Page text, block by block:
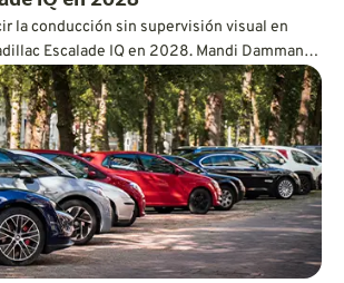
la conducción sin supervisión visual en
Escalade IQ en 2028. Mandi Damman
que los conductores aparten la vista
montado en el vehículo, sensores
redundantes, una capacidad de
potente y un enfoque mucho más